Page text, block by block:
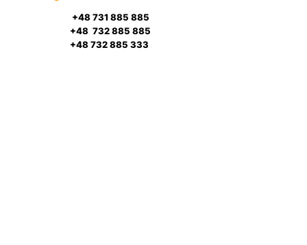
+48 731 885 885
+48 732 885 885
+48 732 885 333